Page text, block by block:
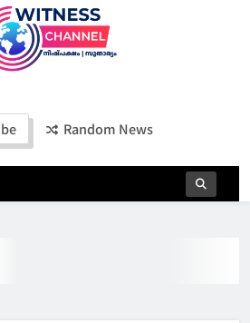
Channel
Random News